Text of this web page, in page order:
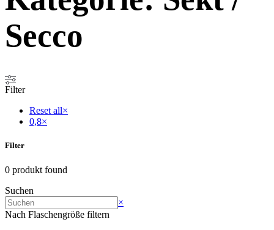
Secco
Filter
Reset all×
0,8×
Filter
0 produkt found
Suchen
Search
×
Nach Flaschengröße filtern